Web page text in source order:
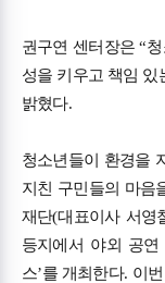
권구연 센터장은“
성을 키우고 책임 있
밝혔다.
청소년들이 환경을
지친 구민들의 마음
재단(대표이사 서영
등지에서 야외 공연
스’를 개최한다. 이